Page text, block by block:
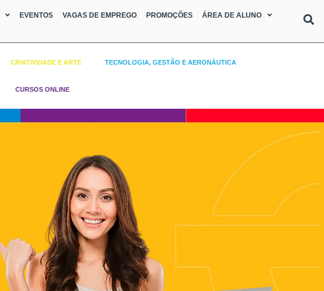
EVENTOS VAGAS DE EMPREGO PROMOÇÕES
ÁREA DE ALUNO
CRIATIVIDADE E ARTE TECNOLOGIA, GESTÃO E AERONÁUTICA
CURSOS ONLINE